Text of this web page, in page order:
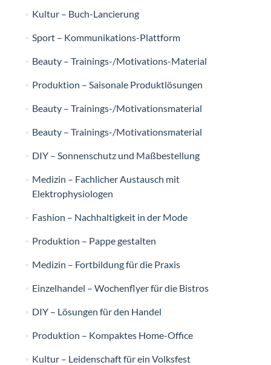
Kultur – Buch-Lancierung
Sport – Kommunikations-Plattform
Beauty – Trainings-/Motivations-Material
Produktion – Saisonale Produktlösungen
Beauty – Trainings-/Motivationsmaterial
Beauty – Trainings-/Motivationsmaterial
DIY – Sonnenschutz und Maßbestellung
Medizin – Fachlicher Austausch mit
Elektrophysiologen
Fashion – Nachhaltigkeit in der Mode
Produktion – Pappe gestalten
Medizin – Fortbildung für die Praxis
Einzelhandel – Wochenflyer für die Bistros
DIY – Lösungen für den Handel
Produktion – Kompaktes Home-Office
Kultur – Leidenschaft für ein Volksfest